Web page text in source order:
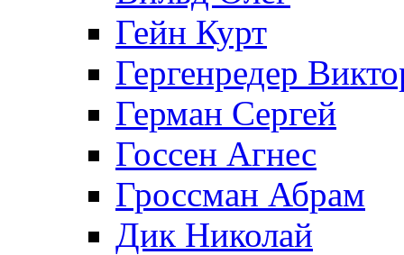
Гейн Курт
Гергенредер
Герман Сергей
Госсен Агнес
Гроссман Абрам
Дик Николай